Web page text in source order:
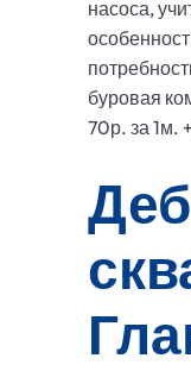
насоса,
буровая
70р. за 1м.